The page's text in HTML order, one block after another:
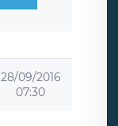
28/09/2016
07:30